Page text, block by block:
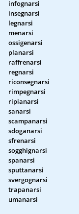
infognarsi
insegnarsi
legnarsi
menarsi
ossigenarsi
planarsi
raffrenarsi
regnarsi
riconsegnarsi
rimpegnarsi
ripianarsi
sanarsi
scampanarsi
sdoganarsi
sfrenarsi
sogghignarsi
spanarsi
sputtanarsi
svergognarsi
trapanarsi
umanarsi